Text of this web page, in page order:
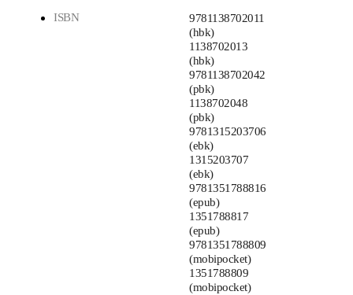
ISBN
9781138702011
(hbk)
1138702013
(hbk)
9781138702042
(pbk)
1138702048
(pbk)
9781315203706
(ebk)
1315203707
(ebk)
9781351788816
(epub)
1351788817
(epub)
9781351788809
(mobipocket)
1351788809
(mobipocket)